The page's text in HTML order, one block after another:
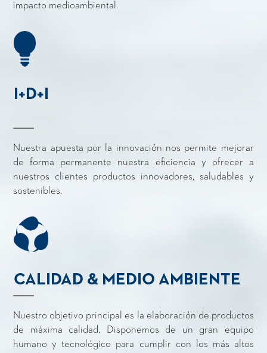
impacto medioambiental.
I+D+I
Nuestra apuesta por la innovación nos permite mejorar
de forma permanente nuestra eficiencia y ofrecer a
nuestros clientes productos innovadores, saludables y
sostenibles.
CALIDAD & MEDIO AMBIENTE
Nuestro objetivo principal es la elaboración de productos
de máxima calidad. Disponemos de un gran equipo
humano y tecnológico para cumplir con los más altos